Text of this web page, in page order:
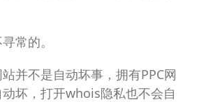
常的。
并不是自动坏事，拥有PPC网
坏，打开whois隐私也不会自